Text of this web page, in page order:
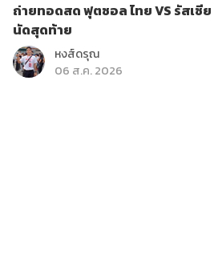
ถ่ายทอดสด ฟุตซอล ไทย VS รัสเซี
นัดสุดท้าย
หงส์ดรุณ
06 ส.ค. 2026